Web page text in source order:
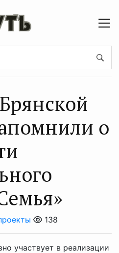
о
138
участвует в реализации